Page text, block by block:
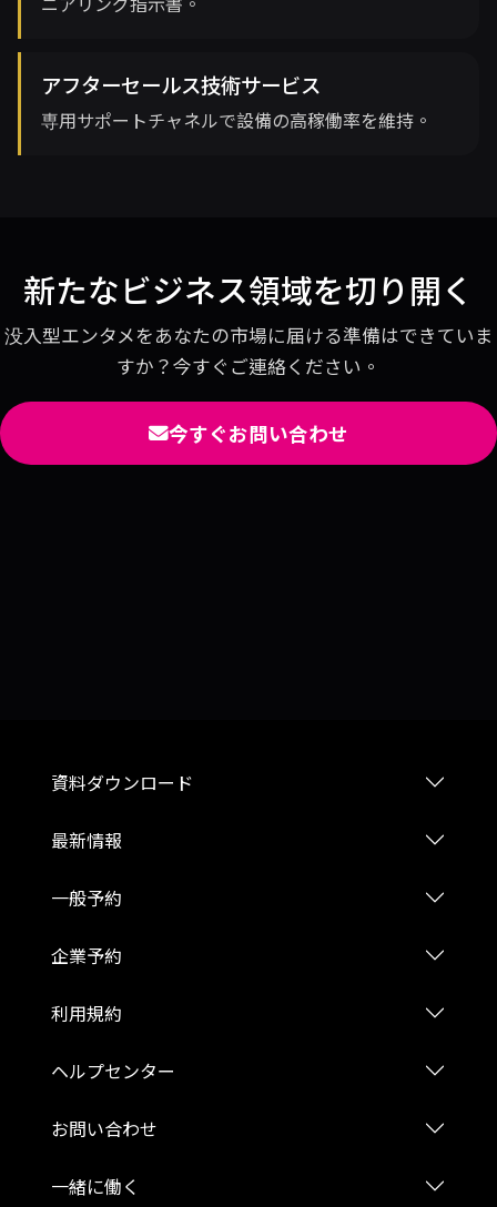
アフターセールス技術サービス
専用サポートチャネルで設備の高稼働率を維持。
新たなビジネス領域を切り開く
没入型エンタメをあなたの市場に届ける準備はできていま
すか？今すぐご連絡ください。
今すぐお問い合わせ
資料ダウンロード
最新情報
一般予約
企業予約
利用規約
ヘルプセンター
お問い合わせ
一緒に働く